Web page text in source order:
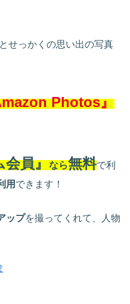
せっかくの思い出の写真
Photos』
会員』なら無料で利
用 できます！
ップを撮ってくれて、人物